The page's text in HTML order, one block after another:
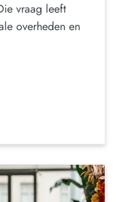
vraag leeft
overheden en